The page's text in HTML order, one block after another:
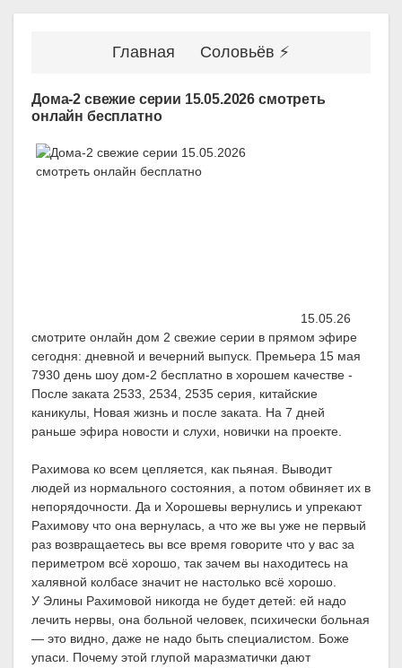
Главная Соловьёв ⚡
Дома-2 свежие серии 15.05.2026 смотреть
онлайн бесплатно
15.05.26
смотрите онлайн дом 2 свежие серии в прямом эфире
сегодня: дневной и вечерний выпуск. Премьера 15 мая
7930 день шоу дом-2 бесплатно в хорошем качестве -
После заката 2533, 2534, 2535 серия, китайские
каникулы, Новая жизнь и после заката. На 7 дней
раньше эфира новости и слухи, новички на проекте.
Рахимова ко всем цепляется, как пьяная. Выводит
людей из нормального состояния, а потом обвиняет их в
непорядочности. Да и Хорошевы вернулись и упрекают
Рахимову что она вернулась, а что же вы уже не первый
раз возвращаетесь вы все время говорите что у вас за
периметром всё хорошо, так зачем вы находитесь на
халявной колбасе значит не настолько всё хорошо.
У Элины Рахимовой никогда не будет детей: ей надо
лечить нервы, она больной человек, психически больная
— это видно, даже не надо быть специалистом. Боже
упаси. Почему этой глупой маразматички дают